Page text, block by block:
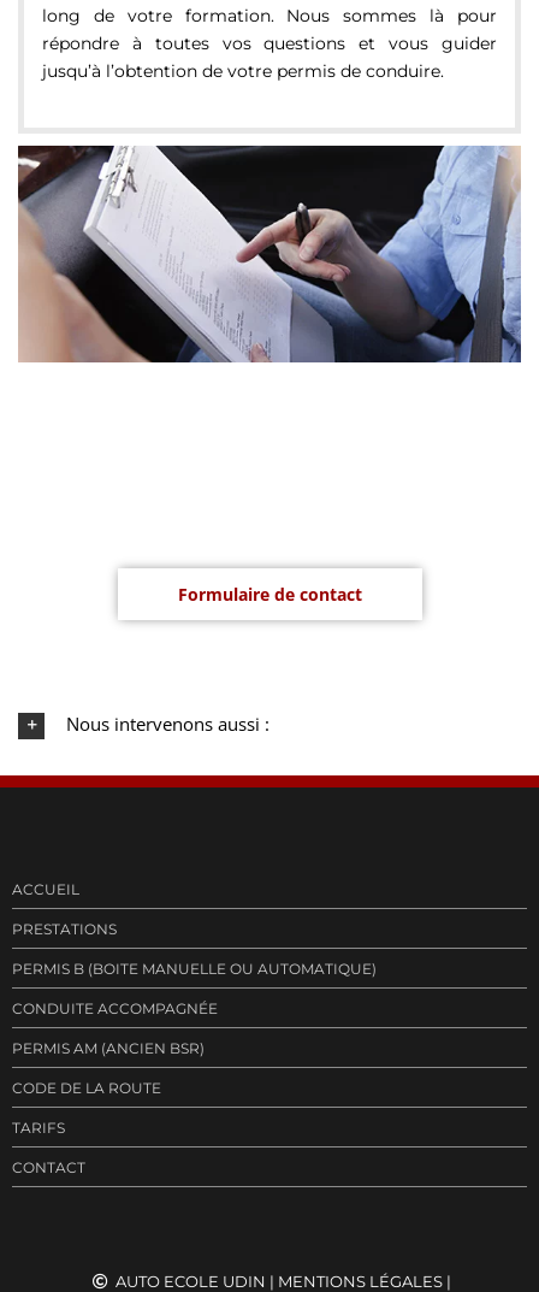
long de votre formation. Nous sommes là pour
répondre à toutes vos questions et vous guider
jusqu’à l’obtention de votre permis de conduire.
Formulaire de contact
Nous intervenons aussi :
ACCUEIL
PRESTATIONS
PERMIS B (BOITE MANUELLE OU AUTOMATIQUE)
CONDUITE ACCOMPAGNÉE
PERMIS AM (ANCIEN BSR)
CODE DE LA ROUTE
TARIFS
CONTACT
AUTO ECOLE UDIN | MENTIONS LÉGALES|